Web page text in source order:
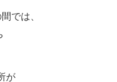
では、
が